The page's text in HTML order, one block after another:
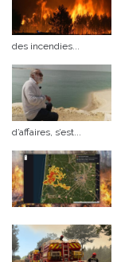
des incendies...
d’affaires, s’est...